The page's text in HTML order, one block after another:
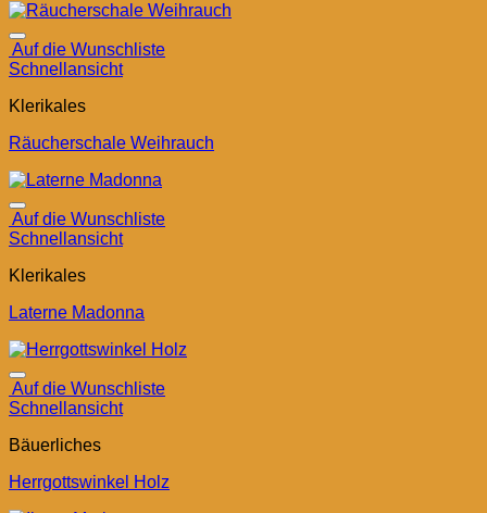
Auf die Wunschliste
Schnellansicht
Klerikales
Räucherschale Weihrauch
Auf die Wunschliste
Schnellansicht
Klerikales
Laterne Madonna
Auf die Wunschliste
Schnellansicht
Bäuerliches
Herrgottswinkel Holz